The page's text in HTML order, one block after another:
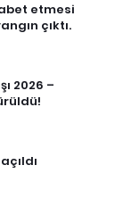
etmesi
çıktı.
2026 –